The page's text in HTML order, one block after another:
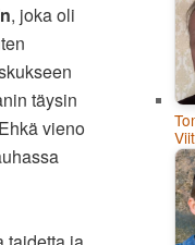
, joka oli
täysin
vieno